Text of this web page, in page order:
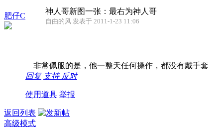
肥仔C
神人哥新图一张：最右为神人哥
自由的风 发表于 2011-1-23 11:06
非常佩服的是，他一整天任何操作，都没有戴手套
回复 支持 反对
使用道具 举报
返回列表
高级模式